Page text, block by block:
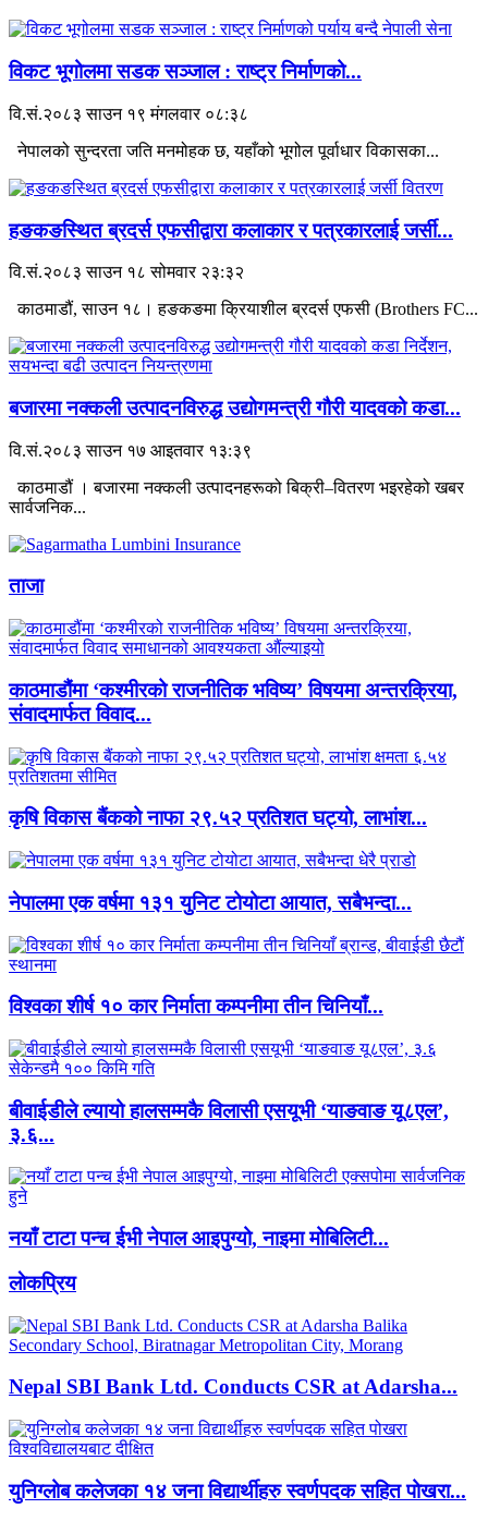
विकट भूगोलमा सडक सञ्जाल : राष्ट्र निर्माणको...
वि.सं.२०८३ साउन १९ मंगलवार ०८:३८
नेपालको सुन्दरता जति मनमोहक छ, यहाँको भूगोल पूर्वाधार विकासका...
हङकङस्थित ब्रदर्स एफसीद्वारा कलाकार र पत्रकारलाई जर्सी...
वि.सं.२०८३ साउन १८ सोमवार २३:३२
काठमाडौं, साउन १८। हङकङमा क्रियाशील ब्रदर्स एफसी (Brothers FC...
बजारमा नक्कली उत्पादनविरुद्ध उद्योगमन्त्री गौरी यादवको कडा...
वि.सं.२०८३ साउन १७ आइतवार १३:३९
काठमाडौं । बजारमा नक्कली उत्पादनहरूको बिक्री–वितरण भइरहेको खबर
सार्वजनिक...
ताजा
काठमाडौंमा ‘कश्मीरको राजनीतिक भविष्य’ विषयमा अन्तरक्रिया,
संवादमार्फत विवाद...
कृषि विकास बैंकको नाफा २९.५२ प्रतिशत घट्यो, लाभांश...
नेपालमा एक वर्षमा १३१ युनिट टोयोटा आयात, सबैभन्दा...
विश्वका शीर्ष १० कार निर्माता कम्पनीमा तीन चिनियाँ...
बीवाईडीले ल्यायो हालसम्मकै विलासी एसयूभी ‘याङवाङ यू८एल’,
३.६...
नयाँ टाटा पन्च ईभी नेपाल आइपुग्यो, नाइमा मोबिलिटी...
लाेकप्रिय
Nepal SBI Bank Ltd. Conducts CSR at Adarsha...
युनिग्लोब कलेजका १४ जना विद्यार्थीहरु स्वर्णपदक सहित पोखरा...